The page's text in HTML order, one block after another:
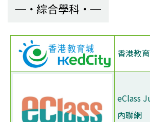
綜合學科
香港教
eClass
內聯網